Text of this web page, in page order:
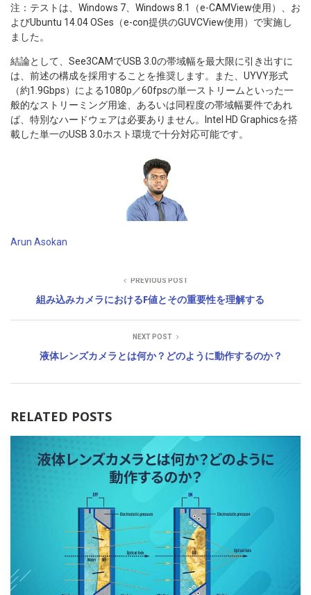
注：テストは、Windows 7、Windows 8.1（e-CAMView使用）、お
よびUbuntu 14.04 OSes（e-con提供のGUVCView使用）で実施し
ました。
結論として、See3CAMでUSB 3.0の帯域幅を最大限に引き出すに
は、前述の構成を採用することを推奨します。また、UYVY形式
（約1.9Gbps）による1080p／60fpsの単一ストリームといった一
般的なストリーミング用途、あるいは同程度の帯域幅要件であれ
ば、特別なハードウェアは必要ありません。Intel HD Graphicsを搭
載した単一のUSB 3.0ホスト環境で十分対応可能です。
Arun Asokan
PREVIOUS POST
組み込みカメラにおけるF値とその重要性を理解する
NEXT POST
液体レンズカメラとは何か？どのように動作するのか？
RELATED POSTS